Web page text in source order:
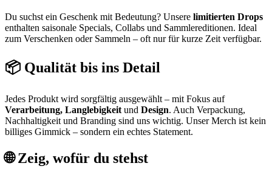
Du suchst ein Geschenk mit Bedeutung? Unsere limitierten Drops
enthalten saisonale Specials, Collabs und Sammlereditionen. Ideal
zum Verschenken oder Sammeln – oft nur für kurze Zeit verfügbar.
📦 Qualität bis ins Detail
Jedes Produkt wird sorgfältig ausgewählt – mit Fokus auf
Verarbeitung, Langlebigkeit und Design. Auch Verpackung,
Nachhaltigkeit und Branding sind uns wichtig. Unser Merch ist kein
billiges Gimmick – sondern ein echtes Statement.
🌐 Zeig, wofür du stehst